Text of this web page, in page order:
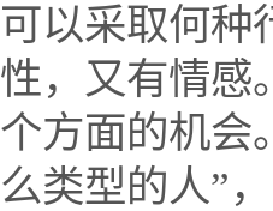
可以采取何种
性，又有情感
个方面的机会
么类型的人”